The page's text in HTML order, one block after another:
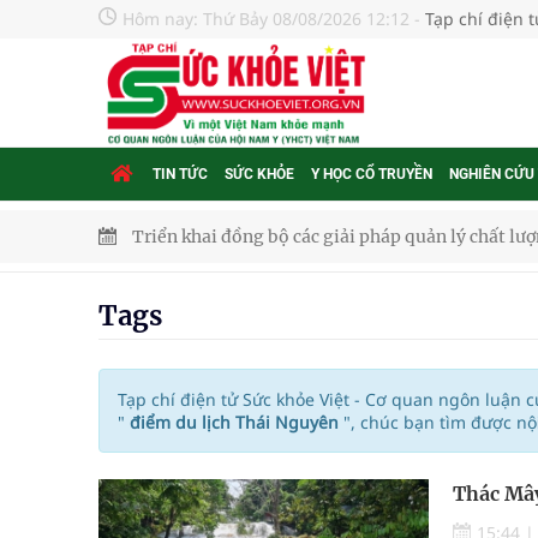
Hôm nay: Thứ Bảy 08/08/2026 12:12 - Tạp chí điện
TIN TỨC SỨC KHỎE Y HỌC CỔ TRUYỀN NGHIÊN CỨU
Triển khai đồng bộ các giải pháp quản lý chất
Đắk Lắk: Đẩy nhanh tiến độ khám sức khỏe định
Tổng hợp những cách trị thâm body nách, bẹn,
Tỷ lệ tật khúc xạ ở trẻ gia tăng: Khuyến nghị của
Tags
Tạp chí điện tử Sức khỏe Việt - Cơ quan ngôn luận
" điểm du lịch Thái Nguyên ", chúc bạn tìm được
Thác
15:44 |